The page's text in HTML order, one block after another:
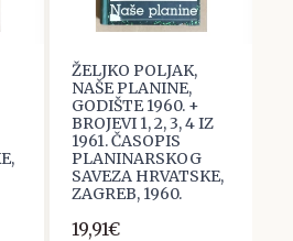
ŽELJKO POLJAK,
NAŠE PLANINE,
GODIŠTE 1960. +
BROJEVI 1, 2, 3, 4 IZ
1961. ČASOPIS
PLANINARSKOG
SAVEZA HRVATSKE,
ZAGREB, 1960.
19,91€